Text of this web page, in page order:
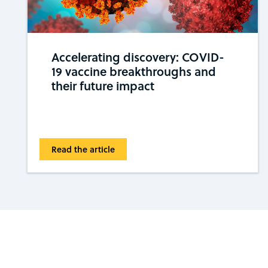
Accelerating discovery: COVID-
19 vaccine breakthroughs and
their future impact
Read the article